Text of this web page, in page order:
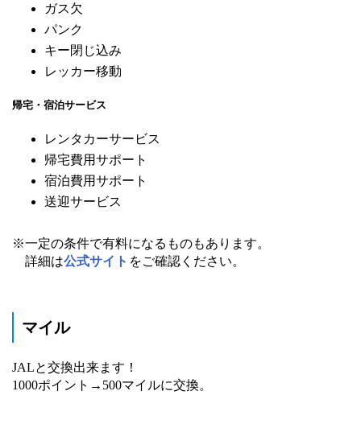
ガス欠
パンク
キー閉じ込み
レッカー移動
帰宅・宿泊サービス
レンタカーサービス
帰宅費用サポート
宿泊費用サポート
送迎サービス
※一定の条件で有料になるものもあります。
詳細は公式サイト をご確認ください。
マイル
JALと交換出来ます！
1000ポイント→500マイルに交換。